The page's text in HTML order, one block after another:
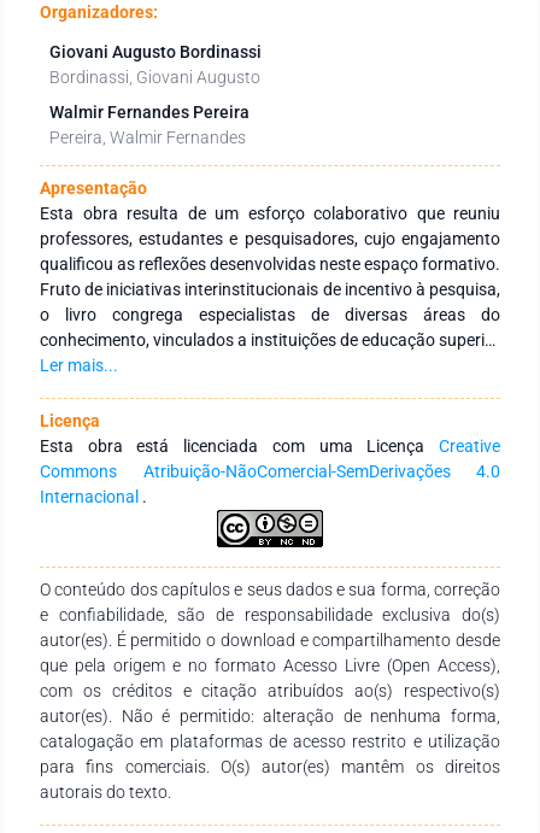
Organizadores:
Giovani Augusto Bordinassi
Bordinassi, Giovani Augusto
Walmir Fernandes Pereira
Pereira, Walmir Fernandes
Apresentação
Esta obra resulta de um esforço colaborativo que reuniu
professores, estudantes e pesquisadores, cujo engajamento
qualificou as reflexões desenvolvidas neste espaço formativo.
Fruto de iniciativas interinstitucionais de incentivo à pesquisa,
o livro congrega especialistas de diversas áreas do
conhecimento, vinculados a instituições de educação superior
públicas e privadas, no Brasil e no exterior. O objetivo central é
pesquisa voltadas à formação continuada de profissionais da
educação, promovendo a produção e a ampla disseminação
do conhecimento. Agradecemos aos autores pela dedicação
e compromisso na construção desta obra, que se propõe a
ser um recurso didático-pedagógico relevante para
estudantes, docentes de diferentes níveis de ensino e demais
interessados na temática.
Ler mais...
Licença
Esta obra está licenciada com uma Licença Creative
Commons Atribuição-NãoComercial-SemDerivações 4.0
Internacional .
O conteúdo dos capítulos e seus dados e sua forma, correção
e confiabilidade, são de responsabilidade exclusiva do(s)
autor(es). É permitido o download e compartilhamento desde
que pela origem e no formato Acesso Livre (Open Access),
com os créditos e citação atribuídos ao(s) respectivo(s)
autor(es). Não é permitido: alteração de nenhuma forma,
catalogação em plataformas de acesso restrito e utilização
para fins comerciais. O(s) autor(es) mantêm os direitos
autorais do texto.